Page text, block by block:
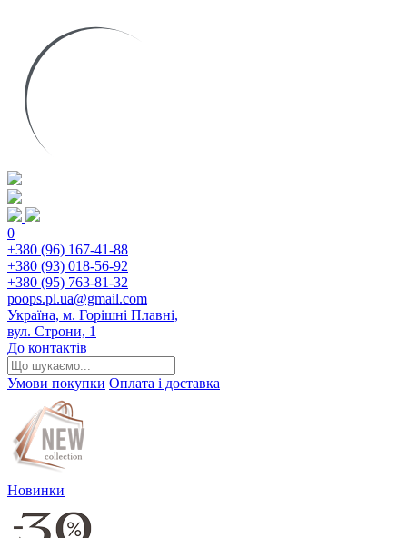
0
+380 (96) 167-41-88
+380 (93) 018-56-92
+380 (95) 763-81-32
poops.pl.ua@gmail.com
Україна, м. Горішні Плавні,
вул. Строни, 1
До контактів
Умови покупки Оплата і доставка
Новинки